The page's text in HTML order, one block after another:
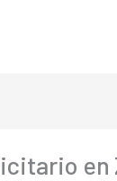
en